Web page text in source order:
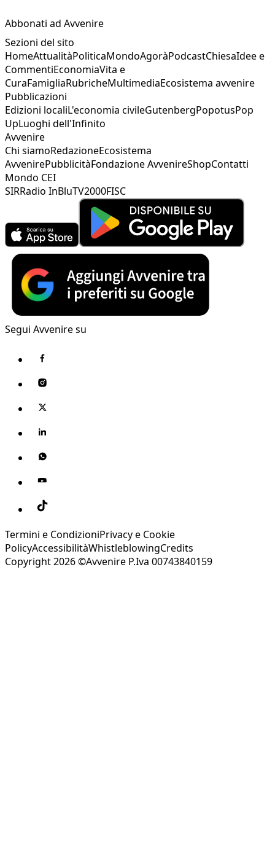
Abbonati ad Avvenire
Sezioni del sito
HomeAttualitàPoliticaMondoAgoràPodcastChiesaIdee e
CommentiEconomiaVita e
CuraFamigliaRubricheMultimediaEcosistema avvenire
Pubblicazioni
Edizioni localiL'economia civileGutenbergPopotusPop
UpLuoghi dell'Infinito
Avvenire
Chi siamoRedazioneEcosistema
AvvenirePubblicitàFondazione AvvenireShopContatti
Mondo CEI
SIRRadio InBluTV2000FISC
Segui Avvenire su
Termini e CondizioniPrivacy e Cookie
PolicyAccessibilitàWhistleblowingCredits
Copyright 2026 ©Avvenire P.Iva 00743840159